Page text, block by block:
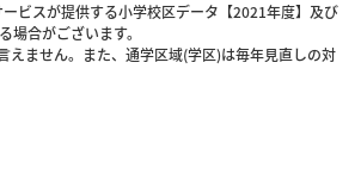
ビスが提供する小学校区データ【2021年度】及び
合がございます。
えません。また、通学区域(学区)は毎年見直しの対